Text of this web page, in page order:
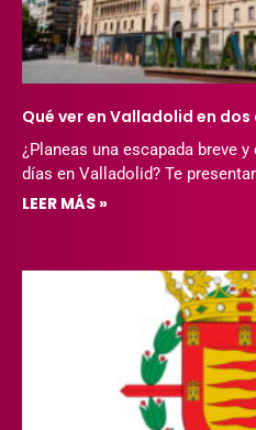
Qué ver en Valladolid en
¿Planeas una escapada breve
días en Valladolid? Te
LEER MÁS »